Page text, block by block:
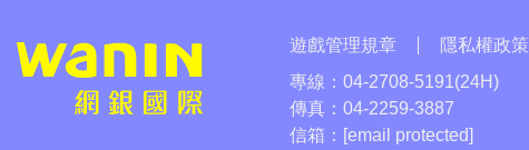
遊戲管理規章 隱私權政策
專線：04-2708-5191(24H)
傳真：04-2259-3887
信箱： [email protected]